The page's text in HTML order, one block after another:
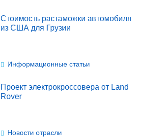
Стоимость растаможки автомобиля
из США для Грузии
Информационные статьи
Проект электрокроссовера от Land
Rover
Новости отрасли